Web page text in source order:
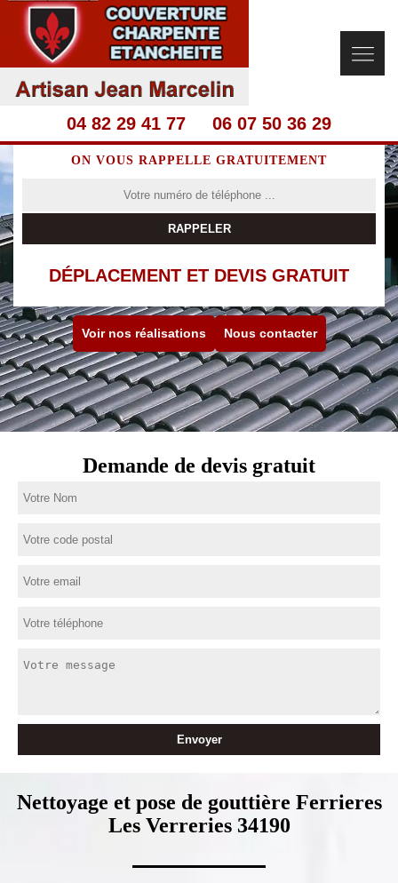
04 82 29 41 77 06 07 50 36 29
ON VOUS RAPPELLE GRATUITEMENT
DÉPLACEMENT ET DEVIS GRATUIT
Voir nos réalisations Nous contacter
Demande de devis gratuit
Nettoyage et pose de gouttière Ferrieres
Les Verreries 34190